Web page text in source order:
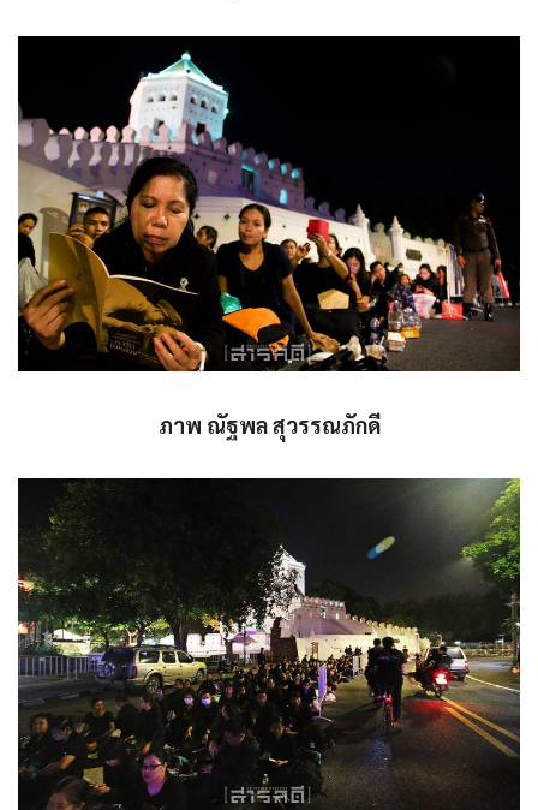
ภาพ ณัฐพล สุวรรณภักดี